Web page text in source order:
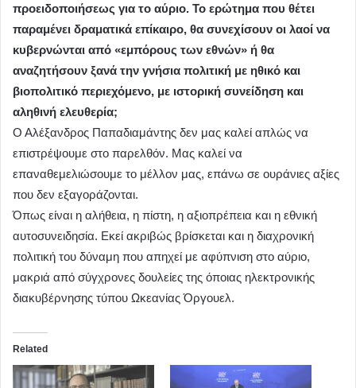
προειδοποιήσεως για το αύριο. Το ερώτημα που θέτει
παραμένει δραματικά επίκαιρο, θα συνεχίσουν οι λαοί να
κυβερνώνται από «εμπόρους των εθνών» ή θα
αναζητήσουν ξανά την γνήσια πολιτική με ηθικό και
βιοπολιτικό περιεχόμενο, με ιστορική συνείδηση και
αληθινή ελευθερία;
Ο Αλέξανδρος Παπαδιαμάντης δεν μας καλεί απλώς να
επιστρέψουμε στο παρελθόν. Μας καλεί να
επαναθεμελιώσουμε το μέλλον μας, επάνω σε ουράνιες αξίες
που δεν εξαγοράζονται.
Όπως είναι η αλήθεια, η πίστη, η αξιοπρέπεια και η εθνική
αυτοσυνειδησία. Εκεί ακριβώς βρίσκεται και η διαχρονική
πολιτική του δύναμη που απηχεί με αφύπνιση στο αύριο,
μακριά από σύγχρονες δουλείες της όποιας ηλεκτρονικής
διακυβέρνησης τύπου Ωκεανίας Όργουελ.
Related